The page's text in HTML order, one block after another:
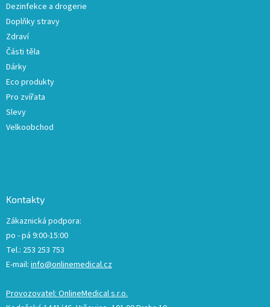
Dezinfekce a drogerie
Doplňky stravy
Zdraví
Části těla
Dárky
Eco produkty
Pro zvířata
Slevy
Velkoobchod
Kontakty
Zákaznická podpora:
po - pá 9:00-15:00
Tel.: 253 253 753
E-mail: info@onlinemedical.cz
Provozovatel: OnlineMedical s.r.o.